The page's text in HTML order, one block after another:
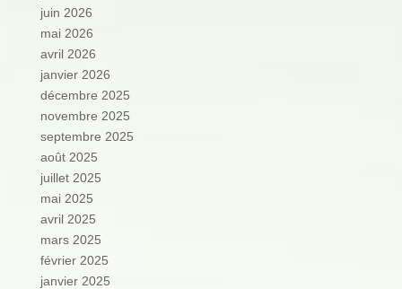
juin 2026
mai 2026
avril 2026
janvier 2026
décembre 2025
novembre 2025
septembre 2025
août 2025
juillet 2025
mai 2025
avril 2025
mars 2025
février 2025
janvier 2025